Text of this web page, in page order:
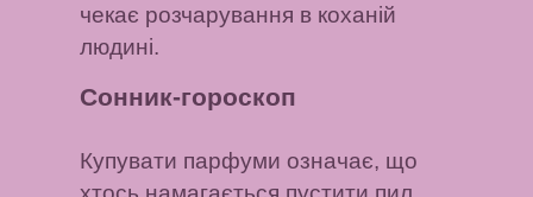
чекає розчарування в коханій
людині.
Сонник-гороскоп
Купувати парфуми означає, що